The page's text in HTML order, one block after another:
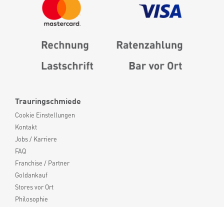
Trauringschmiede
Cookie Einstellungen
Kontakt
Jobs / Karriere
FAQ
Franchise / Partner
Goldankauf
Stores vor Ort
Philosophie